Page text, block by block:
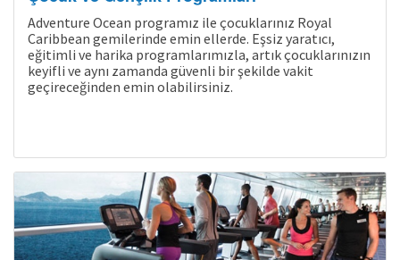
Kampanyalı Turlar
Adventure Ocean programız ile çocuklarınız Royal
Caribbean gemilerinde emin ellerde. Eşsiz yaratıcı,
eğitimli ve harika programlarımızla, artık çocuklarınızın
keyifli ve aynı zamanda güvenli bir şekilde vakit
geçireceğinden emin olabilirsiniz.